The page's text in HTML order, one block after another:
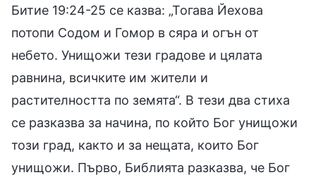
Битие 19:24-25 се казва: „Тогава Йехова
потопи Содом и Гомор в сяра и огън от
небето. Унищожи тези градове и цялата
равнина, всичките им жители и
растителността по земята“. В тези два стиха
се разказва за начина, по който Бог унищожи
този град, както и за нещата, които Бог
унищожи. Първо, Библията разказва, че Бог